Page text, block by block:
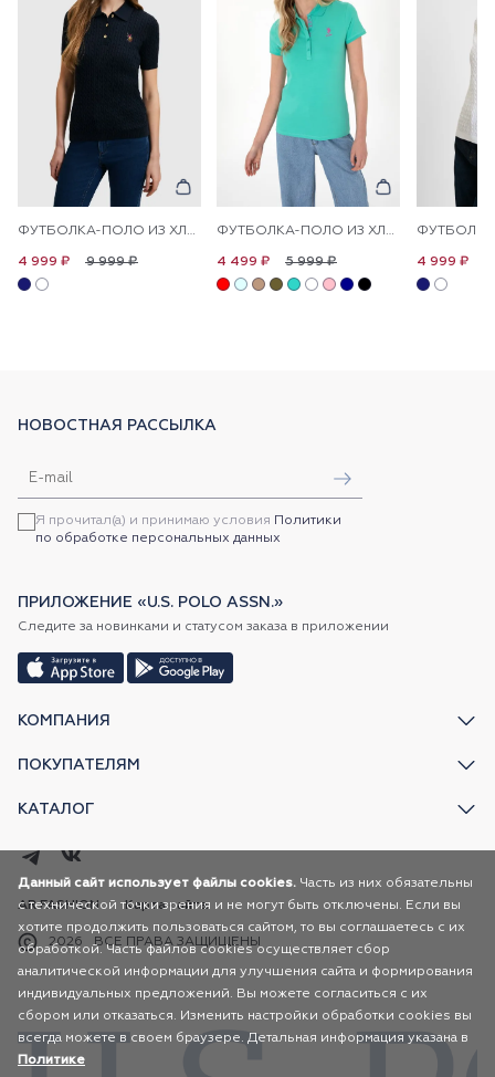
ФУТБОЛКА-ПОЛО ИЗ ХЛОПКА С УЗОРОМ КОСЫ
9 999 ₽
4 999 ₽
ФУТБОЛКА-ПОЛО ИЗ ХЛОПКА С ПРИНТОМ НА ПЛАНКЕ
5 999 ₽
4 499 ₽ 4 999 ₽
КОМПАНИЯ
ПОКУПАТЕЛЯМ
КАТАЛОГ
НОВОСТНАЯ РАССЫЛКА
Я прочитал(а) и принимаю условия Политики
по обработке персональных данных
ПРИЛОЖЕНИЕ «U.S. POLO ASSN.»
Следите за новинками и статусом заказа в приложении
2026 ВСЕ ПРАВА ЗАЩИЩЕНЫ
AR FASHION Карта сайта
Данный сайт использует файлы cookies. Часть из них обязательны
с технической точки зрения и не могут быть отключены. Если вы
хотите продолжить пользоваться сайтом, то вы соглашаетесь с их
обработкой. Часть файлов cookies осуществляет сбор
аналитической информации для улучшения сайта и формирования
индивидуальных предложений. Вы можете согласиться с их
сбором или отказаться. Изменить настройки обработки cookies вы
всегда можете в своем браузере. Детальная информация указана в
Политике